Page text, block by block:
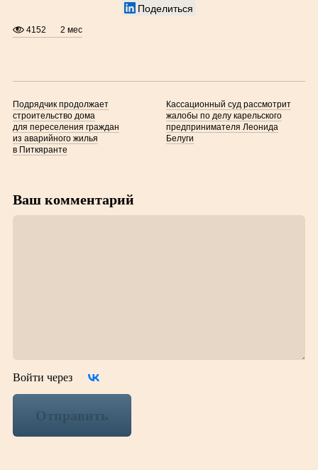
Поделиться
4152 2 мес
Подрядчик продолжает
строительство дома
для переселения граждан
из аварийного жилья
в Питкяранте
Кассационный суд рассмотрит
жалобы по делу карельского
предпринимателя Леонида
Белуги
Ваш комментарий
Войти через
Отправить